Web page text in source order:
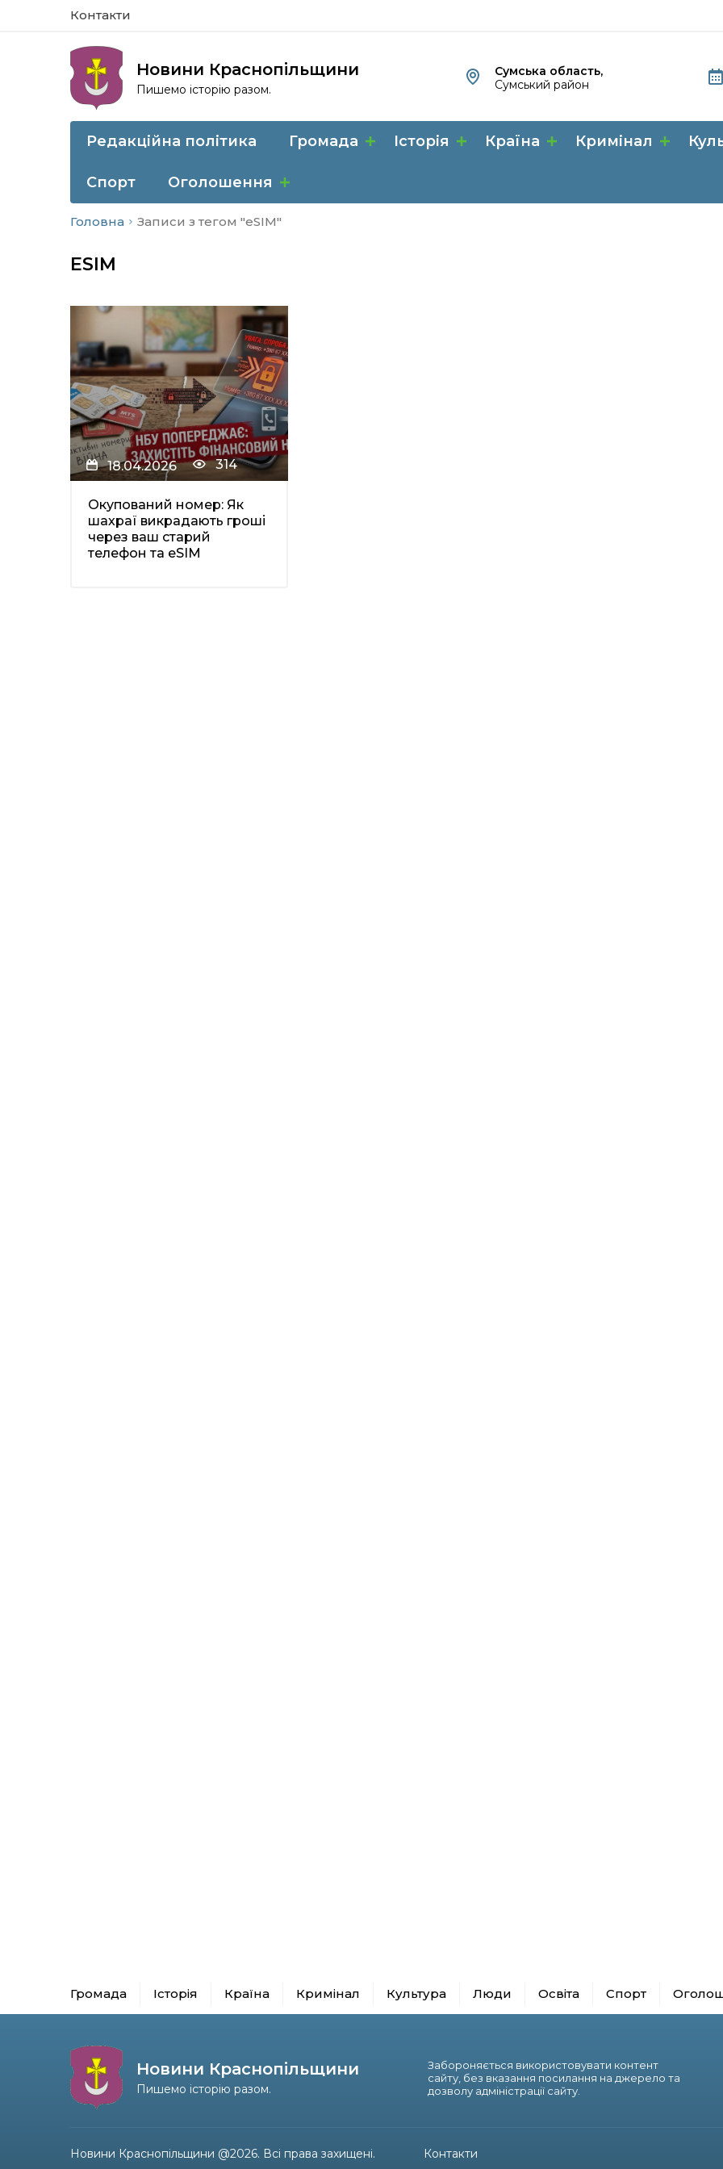
Контакти
Новини Краснопільщини
Пишемо історію разом.
Сумська область,
Сумський район
Редакційна політика Громада Історія Країна Кримінал
Спорт Оголошення
Головна Записи з тегом "eSIM"
ESIM
18.04.2026 314
Окупований номер: Як
шахраї викрадають гроші
через ваш старий
телефон та eSIM
Громада Історія Країна Кримінал Культура Люди Освіта Спорт
Новини Краснопільщини
Пишемо історію разом.
Забороняється використовувати контент
сайту, без вказання посилання на джерело та
дозволу адміністрації сайту.
Новини Краснопільщини @2026. Всі права захищені. Контакти